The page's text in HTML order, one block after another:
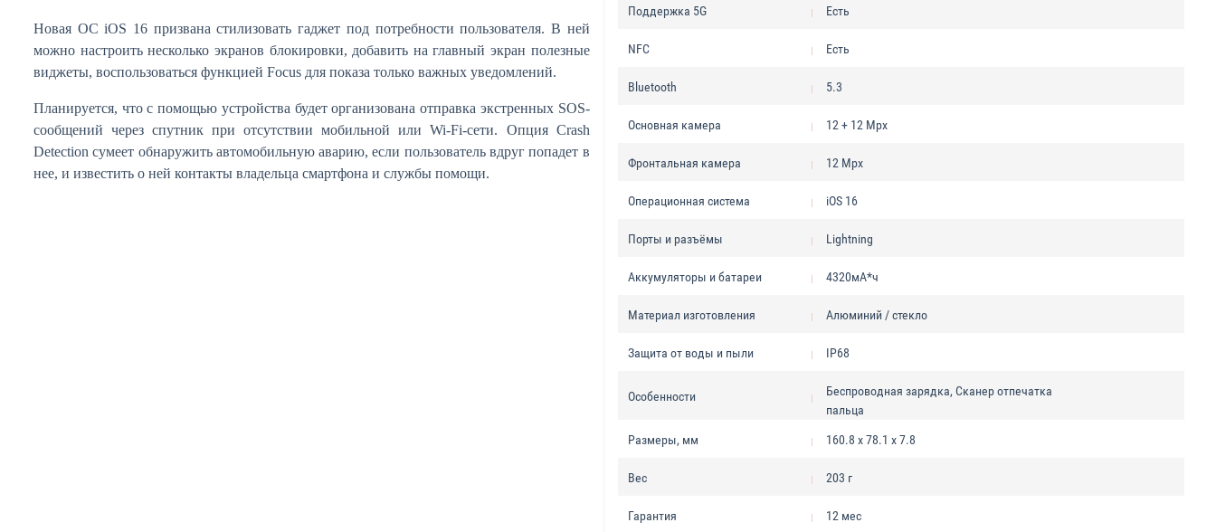
Новая ОС iOS 16 призвана стилизовать гаджет под потребности пользователя. В ней
можно настроить несколько экранов блокировки, добавить на главный экран полезные
виджеты, воспользоваться функцией Focus для показа только важных уведомлений.
Планируется, что с помощью устройства будет организована отправка экстренных SOS-
сообщений через спутник при отсутствии мобильной или Wi-Fi-сети. Опция Crash
Detection сумеет обнаружить автомобильную аварию, если пользователь вдруг попадет в
нее, и известить о ней контакты владельца смартфона и службы помощи.
Поддержка 5G Есть
NFC Есть
Bluetooth 5.3
Основная камера 12 + 12 Mpx
Фронтальная камера 12 Mpx
Операционная система iOS 16
Порты и разъёмы Lightning
Аккумуляторы и батареи 4320мА*ч
Материал изготовления Алюминий / стекло
Защита от воды и пыли IP68
Особенности
Беспроводная зарядка, Сканер отпечатка
пальца
Размеры, мм 160.8 x 78.1 x 7.8
Вес 203 г
Гарантия 12 мес